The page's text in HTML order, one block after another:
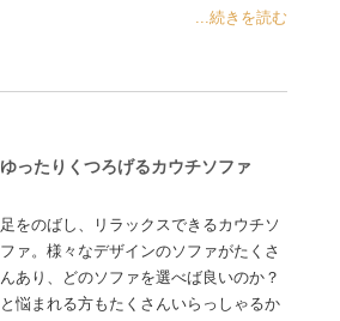
...続きを読む
ゆったりくつろげるカウチソファ
足をのばし、リラックスできるカウチソ
ファ。様々なデザインのソファがたくさ
んあり、どのソファを選べば良いのか？
と悩まれる方もたくさんいらっしゃるか